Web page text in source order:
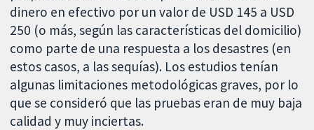
dinero en efectivo por un valor de USD 145 a USD
250 (o más, según las características del domicilio)
como parte de una respuesta a los desastres (en
estos casos, a las sequías). Los estudios tenían
algunas limitaciones metodológicas graves, por lo
que se consideró que las pruebas eran de muy baja
calidad y muy inciertas.